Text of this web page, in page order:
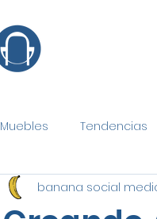
Muebles Tendencias
banana social